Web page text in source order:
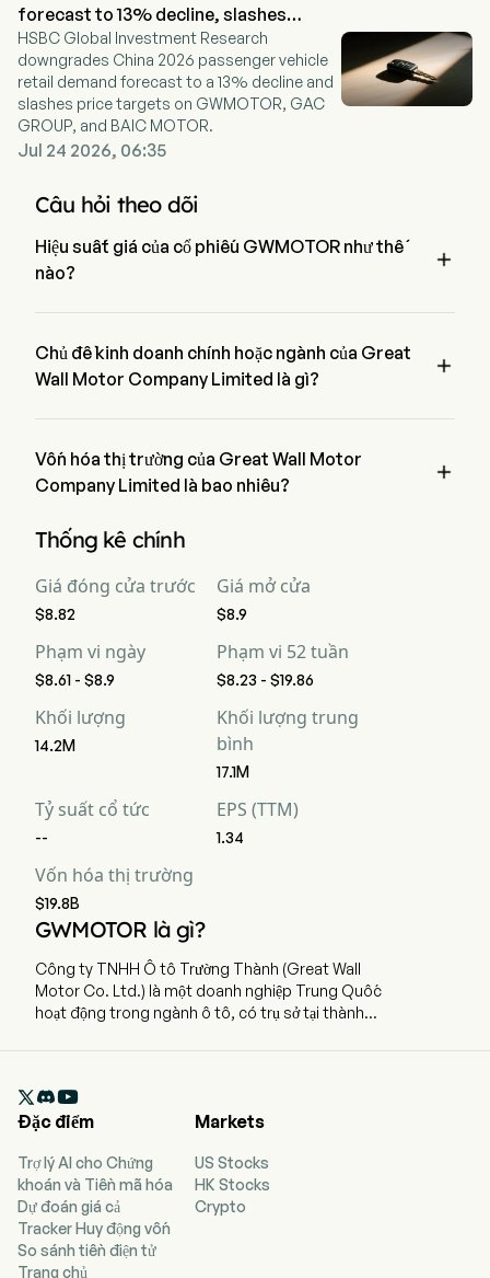
Công ty sở hữu các thương hiệu Haval, WEY, TANK, Great Wall
Pickup, ORA và Great Wall SOUO. Danh mục sản phẩm của công
ty bao gồm nhiều loại hình như xe thể thao đa dụng (SUV), xe
sedan, xe bán tải, xe đa dụng (MPV) và mô tô. Hệ thống truyền
động bao gồm cả động cơ truyền thống và hệ thống năng lượng
mới. Sản phẩm được phân phối không chỉ tại thị trường nội địa mà
còn ra thị trường nước ngoài.
forecast to 13% decline, slashes
targets
HSBC Global Investment Research
downgrades China 2026 passenger vehicle
retail demand forecast to a 13% decline and
slashes price targets on GWMOTOR, GAC
GROUP, and BAIC MOTOR.
Jul 24 2026, 06:35
Câu hỏi theo dõi
Hiệu suất giá của cổ phiếu GWMOTOR như thế
nào?

Chủ đề kinh doanh chính hoặc ngành của Great
Wall Motor Company Limited là gì?

Vốn hóa thị trường của Great Wall Motor
Company Limited là bao nhiêu?

Limited là $19.8B
Thống kê chính
Giá đóng cửa trước
$8.82
Giá mở cửa
$8.9
Phạm vi ngày
$8.61 - $8.9
Phạm vi 52 tuần
$8.23 - $19.86
Khối lượng
14.2M
Khối lượng trung
bình
17.1M
Tỷ suất cổ tức
--
EPS (TTM)
1.34
Vốn hóa thị trường
$19.8B
GWMOTOR là gì?
Công ty TNHH Ô tô Trường Thành (Great Wall
Motor Co. Ltd.) là một doanh nghiệp Trung Quốc
hoạt động trong ngành ô tô, có trụ sở tại thành
năm 2003. Great Wall Motor Co. Ltd. là một
công ty Trung Quốc chủ yếu chuyên về thiết kế,
cùng các bộ phận và linh kiện liên quan, cũng như
cung cấp các dịch vụ liên quan. Công ty sở hữu
các thương hiệu Haval, WEY, TANK, Great Wall
Pickup, ORA và Great Wall SOUO. Danh mục sản
phẩm của công ty bao gồm nhiều loại hình như xe

Đặc điểm
Trợ lý AI cho Chứng
khoán và Tiền mã hóa
Dự đoán giá cả
Tracker Huy động vốn
So sánh tiền điện tử
Trang chủ
Markets
US Stocks
HK Stocks
Crypto